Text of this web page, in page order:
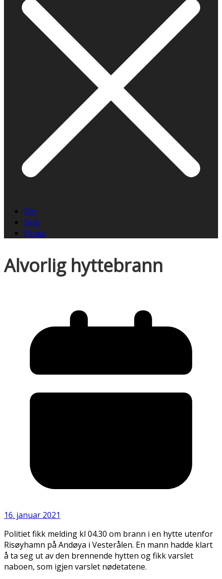
Om
Skip
Firma
Alvorlig hyttebrann
16. januar 2021
Politiet fikk melding kl 04.30 om brann i en hytte utenfor
Risøyhamn på Andøya i Vesterålen. En mann hadde klart
å ta seg ut av den brennende hytten og fikk varslet
naboen, som igjen varslet nødetatene.